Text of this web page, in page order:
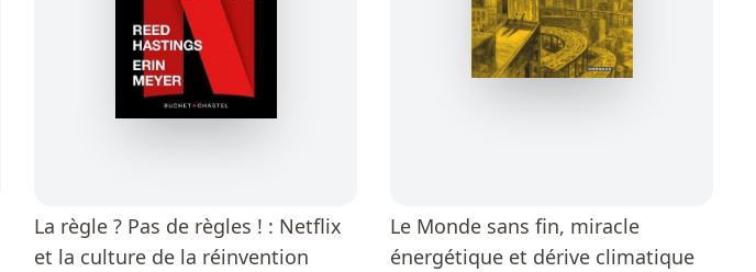
La règle ? Pas de règles ! : Netflix
et la culture de la réinvention
Le Monde sans fin, miracle
énergétique et dérive climatique